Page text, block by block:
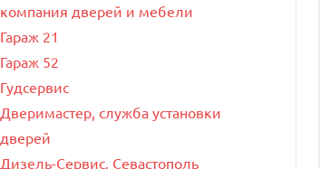
компания дверей и мебели
Гараж 21
Гараж 52
Гудсервис
Дверимастер, служба установки
дверей
Дизель-Сервис. Севастополь